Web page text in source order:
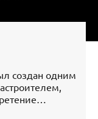
создан одним